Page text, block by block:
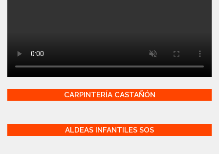
CARPINTERÍA CASTAÑÓN
ALDEAS INFANTILES SOS